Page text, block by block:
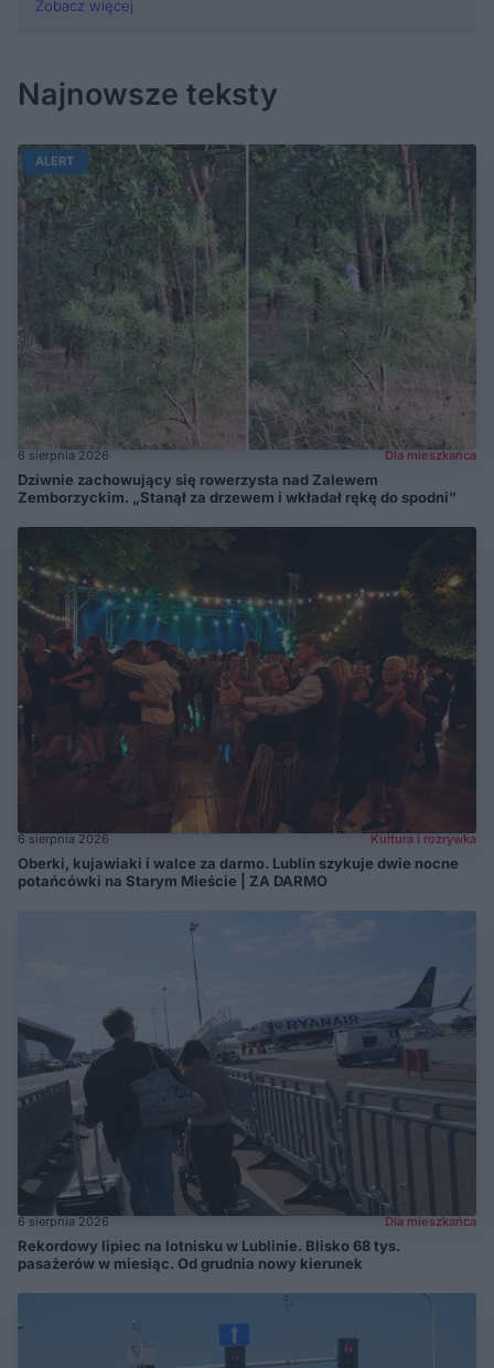
Zobacz więcej
Najnowsze teksty
ALERT
6 sierpnia 2026 Dla mieszkańca
Dziwnie zachowujący się rowerzysta nad Zalewem
Zemborzyckim. „Stanął za drzewem i wkładał rękę do spodni”
6 sierpnia 2026 Kultura i rozrywka
Oberki, kujawiaki i walce za darmo. Lublin szykuje dwie nocne
potańcówki na Starym Mieście | ZA DARMO
6 sierpnia 2026 Dla mieszkańca
Rekordowy lipiec na lotnisku w Lublinie. Blisko 68 tys.
pasażerów w miesiąc. Od grudnia nowy kierunek